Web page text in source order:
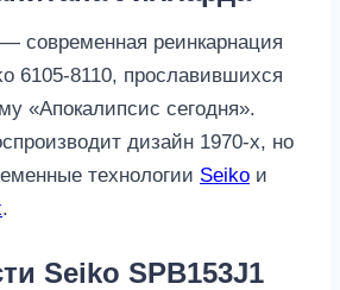
современная реинкарнация
6105-8110, прославившихся
«Апокалипсис сегодня».
дизайн 1970-х, но
технологии Seiko и
.
Seiko SPB153J1